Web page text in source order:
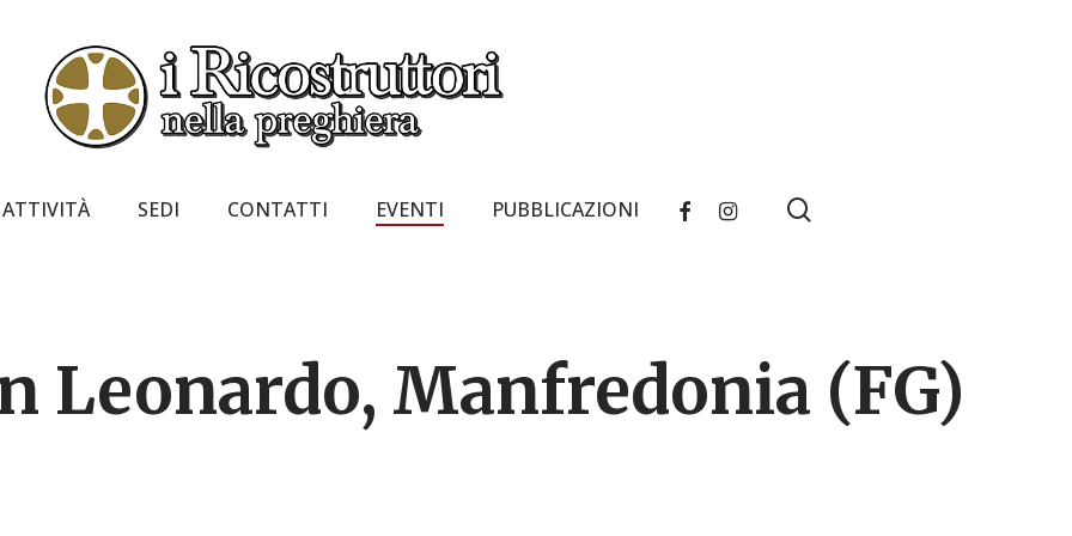
ATTIVITÀ SEDI CONTATTI EVENTI PUBBLICAZIONI FACEBOOKINSTAGRAM
Leonardo, Manfredonia (FG)